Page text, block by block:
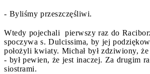
- Byliśmy przeszczęśliwi.
Wtedy pojechali pierwszy raz do
spoczywa s. Dulcissima, by jej
położyli kwiaty. Michał był zdziwiony,
- był pewien, że jest inaczej. Za drugim
siostrami.